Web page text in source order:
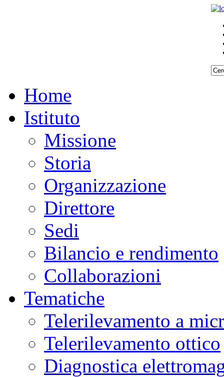
Home
Istituto
Missione
Storia
Organizzazione
Direttore
Sedi
Bilancio e rendimento
Collaborazioni
Tematiche
Telerilevamento a
Telerilevamento ottico
Diagnostica